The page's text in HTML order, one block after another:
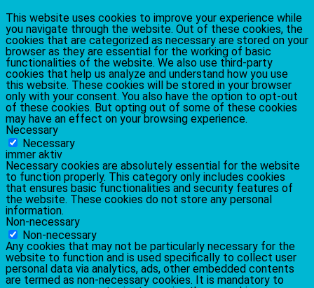
This website uses cookies to improve your experience while
you navigate through the website. Out of these cookies, the
cookies that are categorized as necessary are stored on your
browser as they are essential for the working of basic
functionalities of the website. We also use third-party
cookies that help us analyze and understand how you use
this website. These cookies will be stored in your browser
only with your consent. You also have the option to opt-out
of these cookies. But opting out of some of these cookies
may have an effect on your browsing experience.
Necessary
Necessary
immer aktiv
Necessary cookies are absolutely essential for the website
to function properly. This category only includes cookies
that ensures basic functionalities and security features of
the website. These cookies do not store any personal
information.
Non-necessary
Non-necessary
Any cookies that may not be particularly necessary for the
website to function and is used specifically to collect user
personal data via analytics, ads, other embedded contents
are termed as non-necessary cookies. It is mandatory to